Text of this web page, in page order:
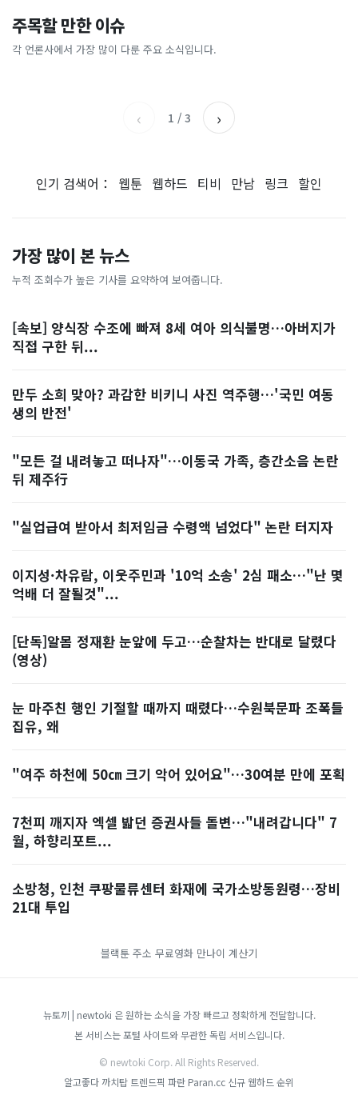
주목할 만한 이슈
각 언론사에서 가장 많이 다룬 주요 소식입니다.
홈플러스, 2000억원으로 '시
간'을 샀다
비즈워치
왜?매일경제
[날씨] 오늘 밤 또 내린다...내
륙 중심 최대 150mm
졌다...국산 53개 중소기업이
‹ 1 / 3 ›
인기 검색어： 웹툰 웹하드 티비 만남 링크 할인
가장 많이 본 뉴스
누적 조회수가 높은 기사를 요약하여 보여줍니다.
[속보] 양식장 수조에 빠져 8세 여아 의식불명…아버지가
직접 구한 뒤...
만두 소희 맞아? 과감한 비키니 사진 역주행…'국민 여동
생의 반전'
"모든 걸 내려놓고 떠나자"…이동국 가족, 층간소음 논란
뒤 제주行
"실업급여 받아서 최저임금 수령액 넘었다" 논란 터지자
이지성·차유람, 이웃주민과 '10억 소송' 2심 패소…"난 몇
억배 더 잘될것"...
[단독]알몸 정재환 눈앞에 두고…순찰차는 반대로 달렸다
(영상)
눈 마주친 행인 기절할 때까지 때렸다…수원북문파 조폭들
집유, 왜
"여주 하천에 50㎝ 크기 악어 있어요"…30여분 만에 포획
7천피 깨지자 엑셀 밟던 증권사들 돌변…"내려갑니다" 7
월, 하향리포트...
소방청, 인천 쿠팡물류센터 화재에 국가소방동원령…장비
21대 투입
블랙툰 주소 무료영화 만나이 계산기
뉴토끼 | newtoki 은 원하는 소식을 가장 빠르고 정확하게 전달합니다.
본 서비스는 포털 사이트와 무관한 독립 서비스입니다.
© newtoki Corp. All Rights Reserved.
알고좋다 까치탑 트렌드픽 파란 Paran.cc 신규 웹하드 순위